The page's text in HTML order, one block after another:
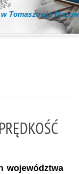
Tomaszowie
województwa